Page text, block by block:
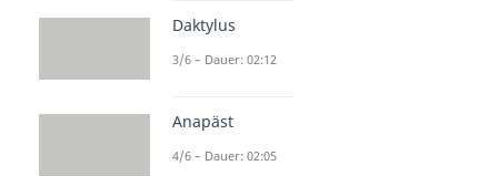
Daktylus
3/6 – Dauer: 02:12
Anapäst
4/6 – Dauer: 02:05